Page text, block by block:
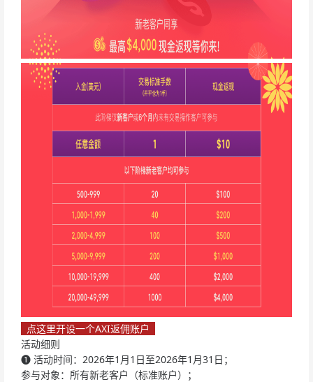
点这里开设一个AXI返佣账户
活动细则
❶ 活动时间：2026年1月1日至2026年1月31日；
参与对象：所有新老客户（标准账户）；